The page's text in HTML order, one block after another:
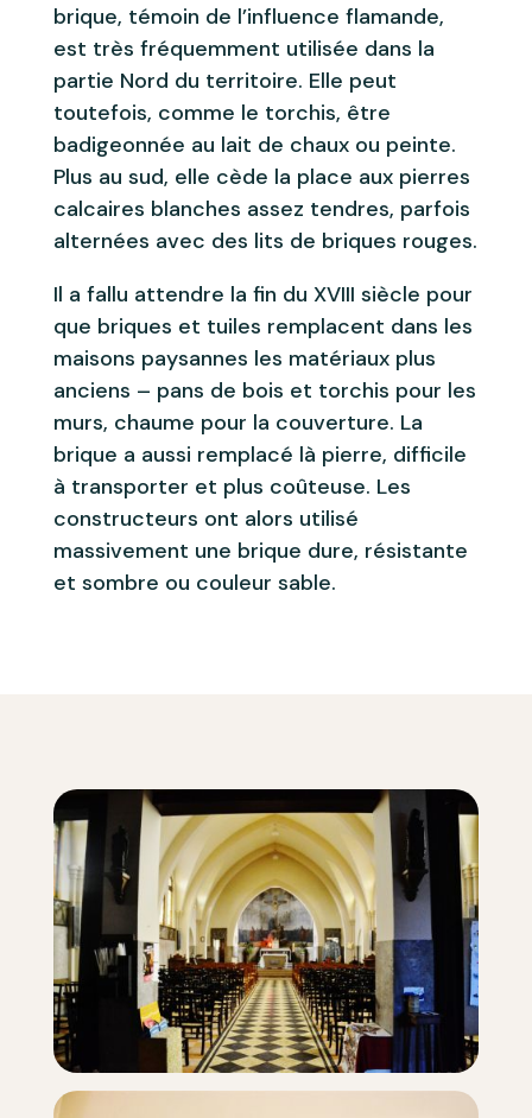
brique, témoin de l’influence flamande,
est très fréquemment utilisée dans la
partie Nord du territoire. Elle peut
toutefois, comme le torchis, être
badigeonnée au lait de chaux ou peinte.
Plus au sud, elle cède la place aux pierres
calcaires blanches assez tendres, parfois
alternées avec des lits de briques rouges.
Il a fallu attendre la fin du XVIII siècle pour
que briques et tuiles remplacent dans les
maisons paysannes les matériaux plus
anciens – pans de bois et torchis pour les
murs, chaume pour la couverture. La
brique a aussi remplacé là pierre, difficile
à transporter et plus coûteuse. Les
constructeurs ont alors utilisé
massivement une brique dure, résistante
et sombre ou couleur sable.